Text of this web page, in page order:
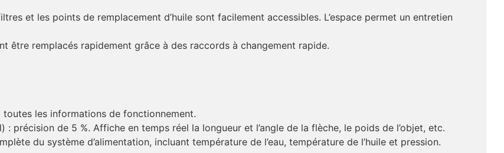
et les points de remplacement d’huile sont facilement accessibles. L’espace permet un entretien
être remplacés rapidement grâce à des raccords à changement rapide.
les informations de fonctionnement.
précision de 5 %. Affiche en temps réel la longueur et l’angle de la flèche, le poids de l’objet, etc.
du système d’alimentation, incluant température de l’eau, température de l’huile et pression.